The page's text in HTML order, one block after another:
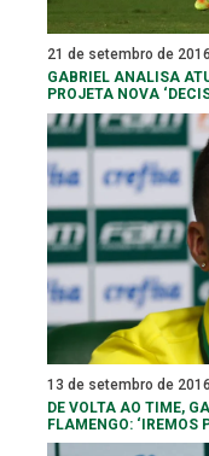
21 de setembro de 2016
GABRIEL ANALISA
PROJETA NOVA
13 de setembro de 2016
DE VOLTA AO TIME,
FLAMENGO: ‘IREMOS